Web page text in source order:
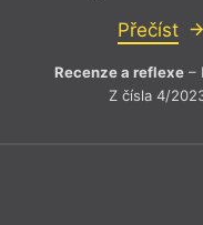
Přečíst
Recenze a reflexe–
Z čísla 4/